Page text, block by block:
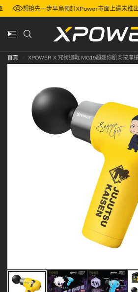
區 想搶先一步早鳥預訂XPower市面上還未
首頁 XPOWER X 咒術迴戰 MG19超迷你肌肉按摩槍